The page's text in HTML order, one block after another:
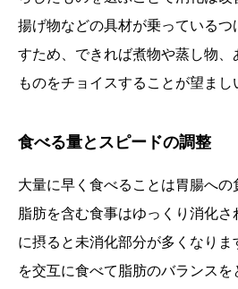
揚げ物などの具材が乗っているつ
すため、できれば煮物や蒸し物
ものをチョイスすることが望まし
食べる量とスピードの調整
大量に早く食べることは胃腸への
脂肪を含む食事はゆっくり消化
に摂ると未消化部分が多くなり
を交互に食べて脂肪のバランス